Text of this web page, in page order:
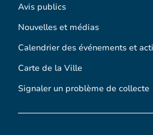
Avis publics
Nouvelles et médias
Calendrier des événements et
Carte de la Ville
Signaler un problème de collecte